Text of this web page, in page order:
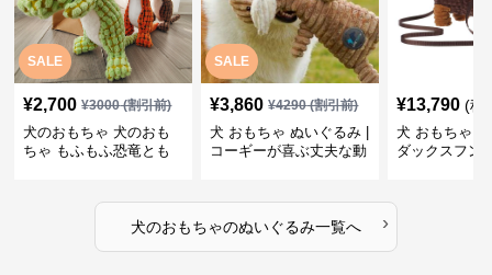
SALE
¥2,700 ¥3000(割引前)
犬のおもちゃ 犬のおも
ちゃ もふもふ恐竜とも
SALE
¥3,860 ¥4290(割引前)
犬 おもちゃ ぬいぐるみ |
コーギーが喜ぶ丈夫な動
¥13,790 (税
犬 おもちゃ
ダックスフン
犬のおもちゃのぬいぐるみ一覧へ ›